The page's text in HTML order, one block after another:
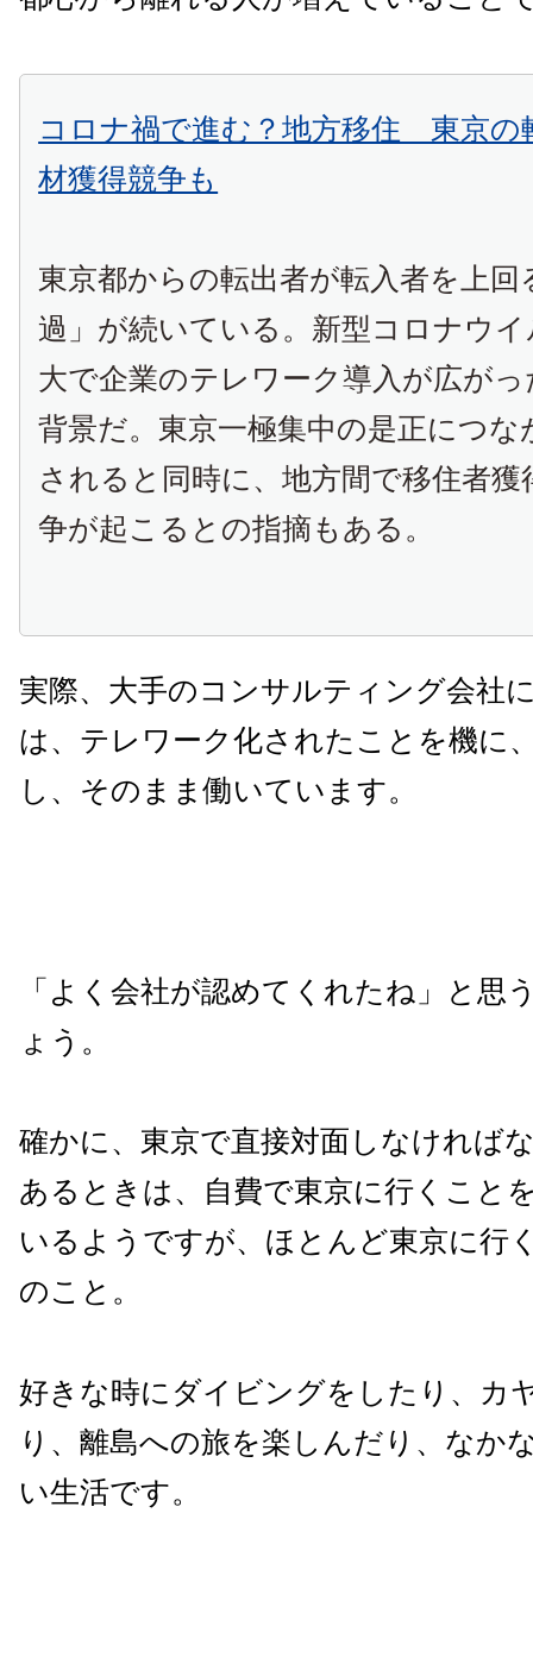
コロナ禍で進む？地方移住 東京の
材獲得競争も
東京都からの転出者が転入者を上回
過」が続いている。新型コロナウ
大で企業のテレワーク導入が広が
背景だ。東京一極集中の是正につな
されると同時に、地方間で移住者
争が起こるとの指摘もある。
実際、大手のコンサルティング会社
は、テレワーク化されたことを機に
し、そのまま働いています。
「よく会社が認めてくれたね」と思
ょう。
確かに、東京で直接対面しなければ
あるときは、自費で東京に行くこと
いるようですが、ほとんど東京に行
のこと。
好きな時にダイビングをしたり、カ
り、離島への旅を楽しんだり、なか
い生活です。